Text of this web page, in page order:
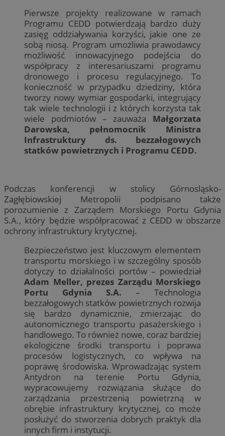
Pierwsze projekty realizowane w ramach
Programu CEDD potwierdzają bardzo duży
zasięg oddziaływania korzyści, jakie one ze
sobą niosą. Program umożliwia prawodawcy
możliwość innowacyjnego podejścia do
współpracy z interesariuszami programu
dronowego i procesu regulacyjnego. To
konieczność w przypadku dziedziny, która
tworzy nowy wymiar gospodarki, integrujący
tak wiele technologii i z których korzysta tak
wiele podmiotów – zauważa Małgorzata
Darowska, pełnomocnik Ministra
Infrastruktury ds. bezzałogowych
statków powietrznych i Programu CEDD.
Podczas konferencji w stolicy Górnosląsko-
Zagłębiowskiej Metropolii podpisano także
porozumienie z Zarządem Morskiego Portu Gdynia
S.A., który będzie współpracować z CEDD w obszarze
ochrony infrastruktury krytycznej.
Bezpieczeństwo jest kluczowym elementem
transportu morskiego i w szczególny sposób
dotyczy to działalności portów – powiedział
Adam Meller, prezes Zarządu Morskiego
Portu Gdynia S.A. – Technologia
bezzałogowych statków powietrznych rozwija
się bardzo dynamicznie, zmierzając do
autonomicznego transportu pasażerskiego i
handlowego. To również nowe, coraz bardziej
ekologiczne środki transportu i poprawa
procesów logistycznych, co wpływa na
poprawę środowiska. Wprowadzając system
Antydron na terenie Portu Gdynia,
wypracowujemy rozwiązania służące do
zarządzania przestrzenią powietrzną w
obrębie infrastruktury krytycznej, co może
posłużyć do stworzenia dobrych praktyk dla
innych firm i instytucji.